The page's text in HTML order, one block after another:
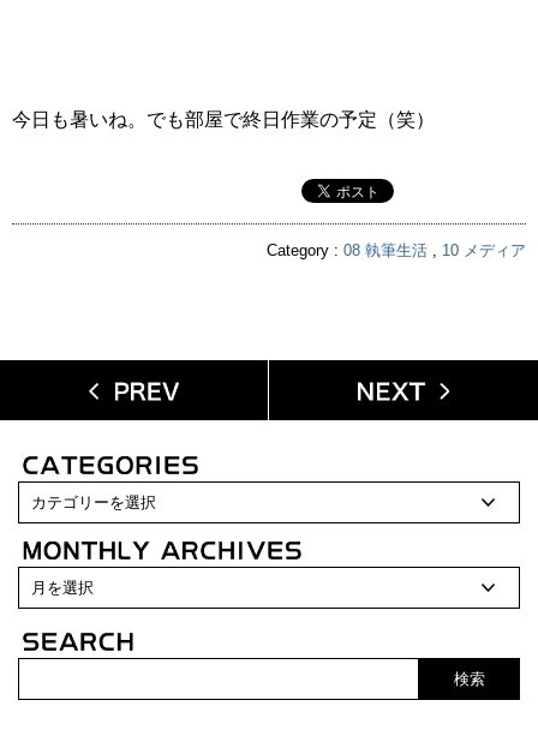
今日も暑いね。でも部屋で終日作業の予定（笑）
Category : 08 執筆生活 , 10 メディア
検索